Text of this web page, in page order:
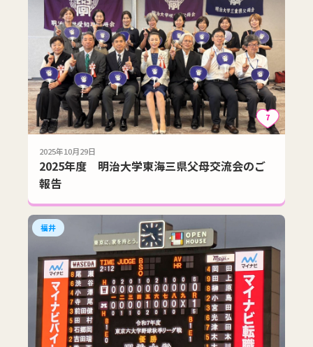
7
2025年10月29日
2025年度 明治大学東海三県父母交流会のご
報告
福井